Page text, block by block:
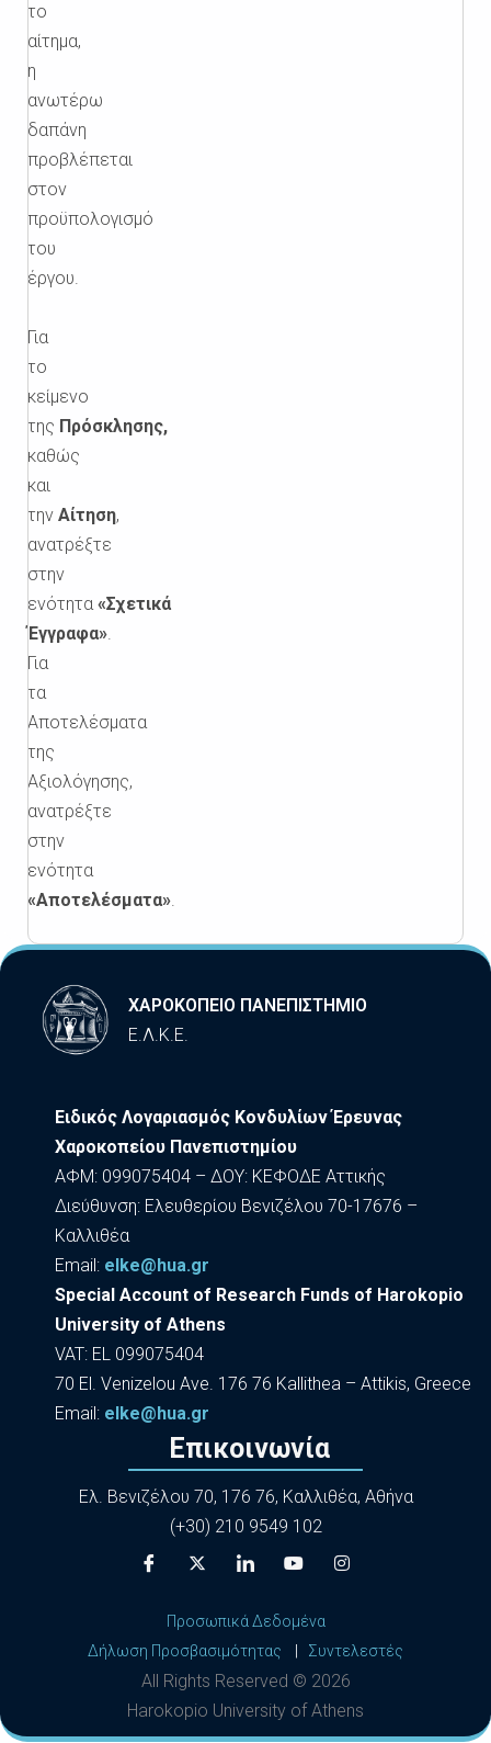
το
αίτημα,
η
ανωτέρω
δαπάνη
προβλέπεται
στον
προϋπολογισμό
του
έργου.
Για
το
κείμενο
της Πρόσκλησης,
καθώς
και
την Αίτηση,
ανατρέξτε
στην
ενότητα«Σχετικά
Έγγραφα».
Για
τα
Αποτελέσματα
της
Αξιολόγησης,
ανατρέξτε
στην
ενότητα
«Αποτελέσματα».
ΧΑΡΟΚΟΠΕΙΟ ΠΑΝΕΠΙΣΤΗΜΙΟ
Ε.Λ.Κ.Ε.
Ειδικός Λογαριασμός Κονδυλίων Έρευνας
Χαροκοπείου Πανεπιστημίου
ΑΦΜ: 099075404 – ΔΟΥ: ΚΕΦΟΔΕ Αττικής
Διεύθυνση: Ελευθερίου Βενιζέλου 70-17676 –
Καλλιθέα
Εmail: elke@hua.gr
Special Account of Research Funds of Harokopio
University of Athens
VAT: EL 099075404
70 El. Venizelou Ave. 176 76 Kallithea – Attikis, Greece
Εmail: elke@hua.gr
Επικοινωνία
Ελ. Βενιζέλου 70, 176 76, Καλλιθέα, Αθήνα
(+30) 210 9549 102
Προσωπικά Δεδομένα
Δήλωση Προσβασιμότητας
Συντελεστές
All Rights Reserved © 2026
Harokopio University of Athens